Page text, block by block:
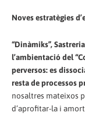
Noves estratègies
“Dinàmiks”,
l’ambientació del
perversos: es
resta de processos
nosaltres mateixos
d’aprofitar-la i